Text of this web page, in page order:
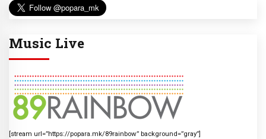
Music Live
[stream url=”https://popara.mk/89rainbow” background=”gray”]